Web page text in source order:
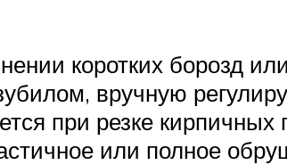
коротких борозд
вручную
при резке
или полное